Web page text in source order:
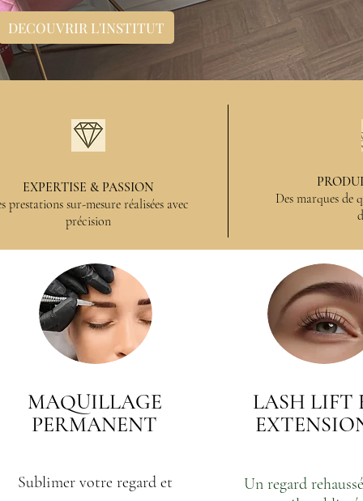
DECOUVRIR L'INSTITUT
EXPERTISE & PASSION
prestations sur-mesure réalisées avec
précision
Des marques de
MAQUILLAGE
PERMANENT
Sublimer votre regard et
LASH LIFT
Un regard